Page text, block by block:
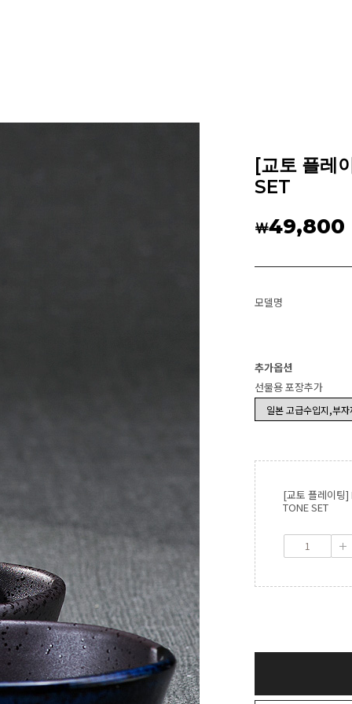
[교토 플레
SET
￦49,800
모델명
추가옵션
선물용 포장추가
[교토 플레이팅]
TONE SET